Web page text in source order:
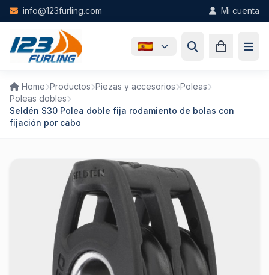
Skip to main content
info@123furling.com Mi cuenta
Home Productos Piezas y accesorios Poleas
Poleas dobles
Seldén S30 Polea doble fija rodamiento de bolas con
fijación por cabo